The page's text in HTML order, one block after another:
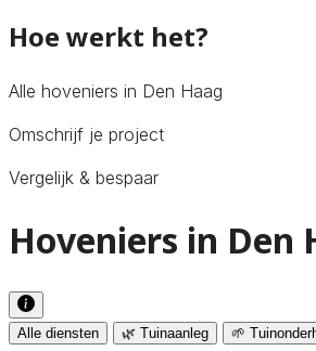
Hoe werkt het?
Alle hoveniers in Den Haag
Omschrijf je project
Vergelijk & bespaar
Hoveniers in Den
Alle diensten 🌿 Tuinaanleg 🌱